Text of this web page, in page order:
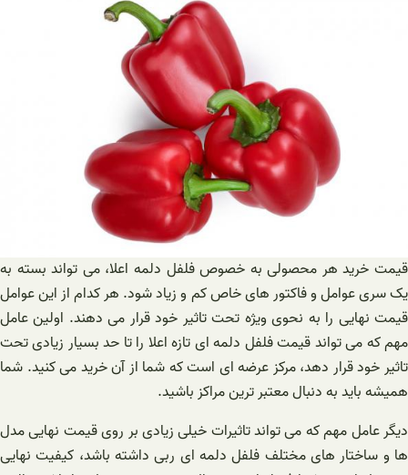
قیمت خرید هر محصولی به خصوص فلفل دلمه اعلا، می تواند بسته به
یک سری عوامل و فاکتور های خاص کم و زیاد شود. هر کدام از این عوامل
قیمت نهایی را به نحوی ویژه تحت تاثیر خود قرار می دهند. اولین عامل
مهم که می تواند قیمت فلفل دلمه ای تازه اعلا را تا حد بسیار زیادی تحت
تاثیر خود قرار دهد، مرکز عرضه ای است که شما از آن خرید می کنید. شما
همیشه باید به دنبال معتبر ترین مراکز باشید.
دیگر عامل مهم که می تواند تاثیرات خیلی زیادی بر روی قیمت نهایی مدل
ها و ساختار های مختلف فلفل دلمه ای ربی داشته باشد، کیفیت نهایی